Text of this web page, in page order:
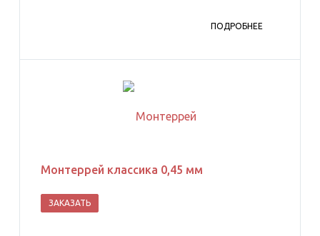
ПОДРОБНЕЕ
Монтеррей классика 0,45 мм
ЗАКАЗАТЬ